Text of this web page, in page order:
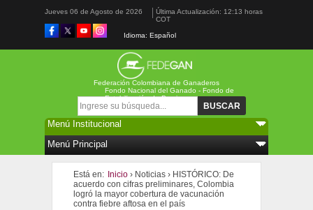
Jueves 06 de Agosto de 2026
Última Actualización: 12:13 horas
COT
Idioma: Español
Federación Colombiana de Ganaderos
Formulario de búsqueda
Fondo Nacional del Ganado - Fondo de
Estabilización de Precios
Está en: Inicio › Noticias › HISTÓRICO: De
acuerdo con cifras preliminares, Colombia
logró la mayor cobertura de vacunación
contra fiebre aftosa en el país